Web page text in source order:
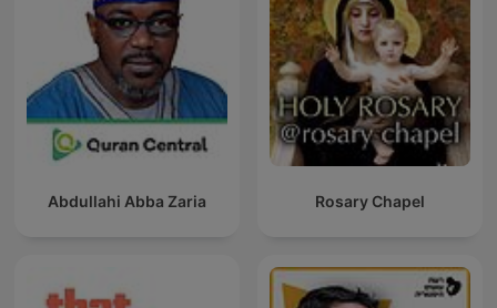
Abdullahi Abba Zaria Rosary Chapel